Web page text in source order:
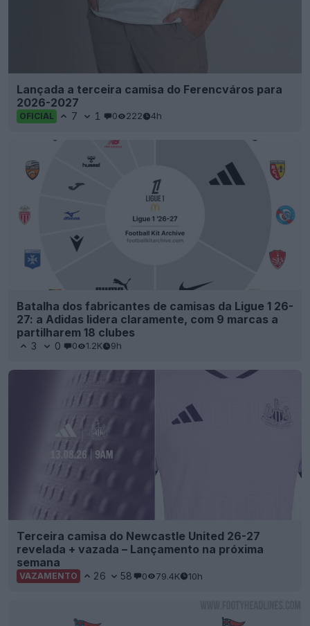
Lançada a terceira camisa do Ferencváros para
2026-2027
OFICIAL 7 1 0 222 4h
Batalha dos fabricantes de camisas da Ligue 1 26-
27: a Adidas lidera claramente, com 9 marcas a
partilharem 18 clubes
3 0 0 1.2K 9h
Terceira camisa do Newcastle United 26-27
revelada + vazada – Lançamento na próxima
semana
VAZAMENTO 26 58 0 79.4K 10h